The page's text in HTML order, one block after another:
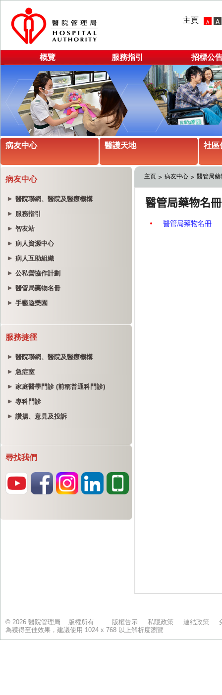
主頁
概覽 服務指引 招標公
病友中心 醫護天地 社區
病友中心
醫院聯網、醫院及醫療機構
服務指引
智友站
病人資源中心
病人互助組織
公私營協作計劃
醫管局藥物名冊
手藝遊樂園
服務捷徑
醫院聯網、醫院及醫療機構
急症室
家庭醫學門診 (前稱普通科門診)
專科門診
讚揚、意見及投訴
尋找我們
主頁 病友中心 醫管局藥
© 2026 醫院管理局 版權所有 版權告示 私隱政策 連結政策
為獲得至佳效果，建議使用 1024 x 768 以上解析度瀏覽